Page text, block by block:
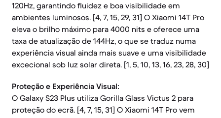
120Hz, garantindo fluidez e boa visibilidade em
ambientes luminosos. [4, 7, 15, 29, 31] O Xiaomi 14T Pro
eleva o brilho máximo para 4000 nits e oferece uma
taxa de atualização de 144Hz, o que se traduz numa
experiência visual ainda mais suave e uma visibilidade
excecional sob luz solar direta. [1, 5, 10, 13, 16, 23, 28, 30]
Proteção e Experiência Visual:
O Galaxy S23 Plus utiliza Gorilla Glass Victus 2 para
proteção do ecrã. [4, 7, 15, 31] O Xiaomi 14T Pro vem